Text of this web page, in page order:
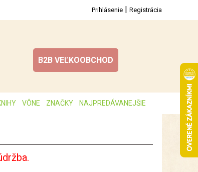
Prihlásenie | Registrácia
B2B VEĽKOOBCHOD
VÔNE ZNAČKY NAJPREDÁVANEJŠIE